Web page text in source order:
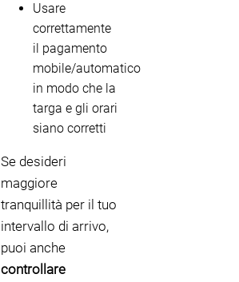
Usare
correttamente
il pagamento
mobile/automatico
in modo che la
targa e gli orari
siano corretti
Se desideri
maggiore
tranquillità per il tuo
intervallo di arrivo,
puoi anche
controllare